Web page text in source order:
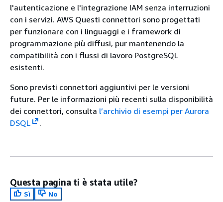
l'autenticazione e l'integrazione IAM senza interruzioni
con i servizi. AWS Questi connettori sono progettati
per funzionare con i linguaggi e i framework di
programmazione più diffusi, pur mantenendo la
compatibilità con i flussi di lavoro PostgreSQL
esistenti.
Sono previsti connettori aggiuntivi per le versioni
future. Per le informazioni più recenti sulla disponibilità
dei connettori, consulta l’archivio di esempi per Aurora
DSQL
.
Questa pagina ti è stata utile?
Sì
No